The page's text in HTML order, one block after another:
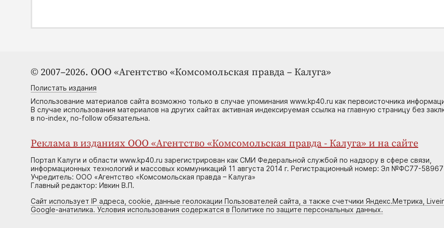
© 2007–2026. ООО «Агентство «Комсомольская правда – Калуга»
Полистать издания
Использование материалов сайта возможно только в случае упоминания www.kp40.ru как первоисточника
В случае использования материалов на других сайтах активная индексируемая ссылка на главную страницу без
в no-index, no-follow обязательна.
Реклама в изданиях ООО «Агентство «Комсомольская правда - Калуга» и на сайте
Портал Калуги и области www.kp40.ru зарегистрирован как СМИ Федеральной службой по надзору в сфере связи,
информационных технологий и массовых коммуникаций 11 августа 2014 г. Регистрационный номер: Эл №ФС77-58967
Учредитель: ООО «Агентство «Комсомольская правда – Калуга»
Главный редактор: Ивкин В.П.
Сайт использует IP адреса, cookie, данные геолокации Пользователей сайта, а также счетчики Яндекс.Метрика,
Google-анатилика. Условия использования содержатся в Политике по защите персональных данных.